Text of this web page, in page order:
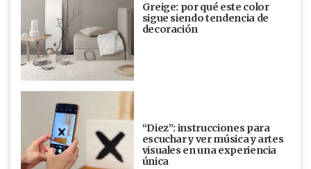
Greige: por qué este color
sigue siendo tendencia de
decoración
“Diez”: instrucciones para
escuchar y ver música y artes
visuales en una experiencia
única